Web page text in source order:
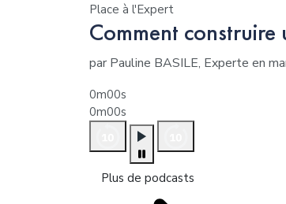
Place à l'Expert
Comment
par Pauline BASILE, Experte en
0m00s
0m00s
Plus de podcasts